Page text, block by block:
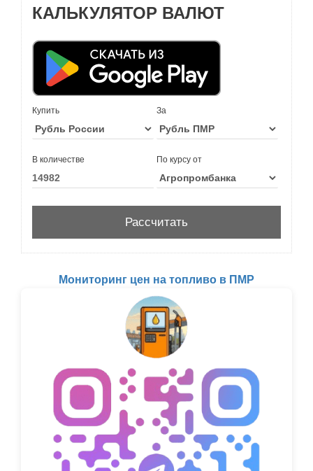
КАЛЬКУЛЯТОР ВАЛЮТ
Купить За
В количестве По курсу от
Мониторинг цен на топливо в ПМР